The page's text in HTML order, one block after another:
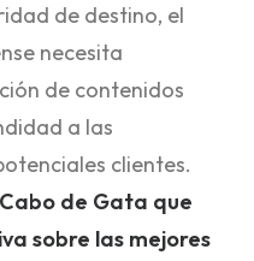
de destino, el
necesita
de contenidos
a las
clientes.
de Gata que
sobre las mejores